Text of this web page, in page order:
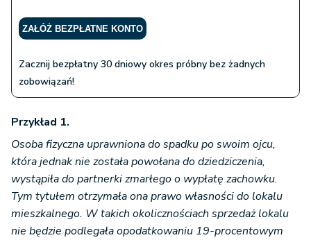
ZAŁÓŻ BEZPŁATNE KONTO
Zacznij bezpłatny 30 dniowy okres próbny bez żadnych
zobowiązań!
Przykład 1.
Osoba fizyczna uprawniona do spadku po swoim ojcu,
która jednak nie została powołana do dziedziczenia,
wystąpiła do partnerki zmarłego o wypłatę zachowku.
Tym tytułem otrzymała ona prawo własności do lokalu
mieszkalnego. W takich okolicznościach sprzedaż lokalu
nie będzie podlegała opodatkowaniu 19-procentowym